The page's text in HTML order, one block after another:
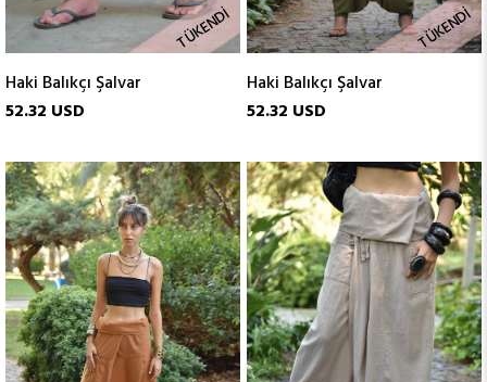
TÜKENDI
Haki Balıkçı Şalvar
52.32 USD
TÜKENDI
Haki Balıkçı Şalvar
52.32 USD